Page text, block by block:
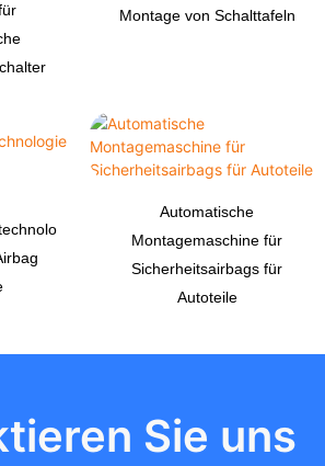
Montage von Schalttafeln
Automatische
Montagemaschine für
Sicherheitsairbags für
Autoteile
Sie uns